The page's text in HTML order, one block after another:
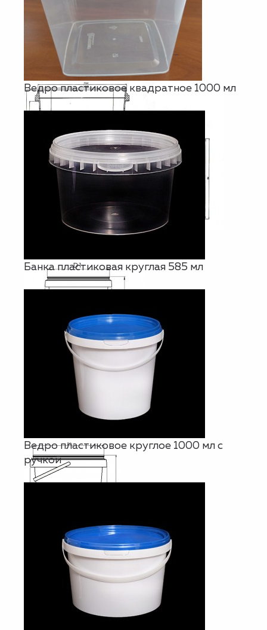
Ведро пластиковое квадратное 1000 мл
Банка пластиковая круглая 585 мл
Ведро пластиковое круглое 1000 мл с
ручкой